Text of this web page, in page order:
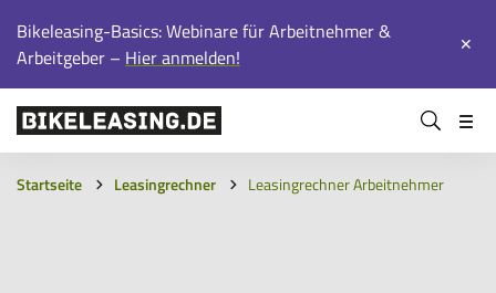
Bikeleasing-Basics: Webinare für Arbeitnehmer &
Arbeitgeber – Hier anmelden! ✕
BLS
GmbH
Bikeleasing
ist
Ihr
https://bikeleasing.de/
befindest
Startseite Leasingrechner Leasingrechner Arbeitnehmer